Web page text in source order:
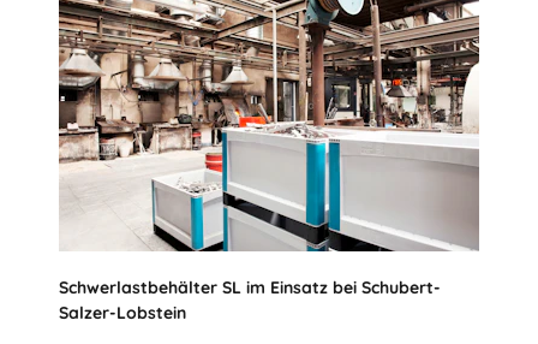
Schwerlastbehälter SL im Einsatz bei Schubert-
Salzer-Lobstein